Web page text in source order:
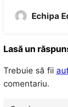
Echipa
Lasă un
Trebuie să fii
comentariu.